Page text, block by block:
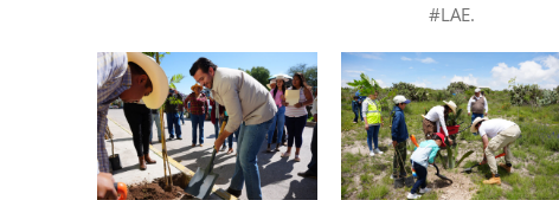
#LAE.